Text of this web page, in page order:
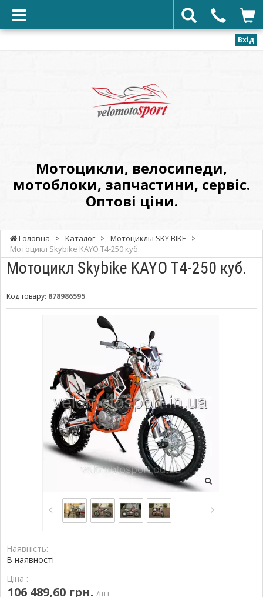
Вхід
Оптові
ціни.
Мотоцикли, велосипеди,
мотоблоки, запчастини, сервіс.
Оптові ціни.
Головна > Каталог > Мотоциклы SKY BIKE
>
Мотоцикл Skybike KAYO T4-250 куб.
Мотоцикл Skybike KAYO T4-250 куб.
Код товару: 878986595
Наявність:
В наявності
Ціна :
106 489,60 грн. /шт